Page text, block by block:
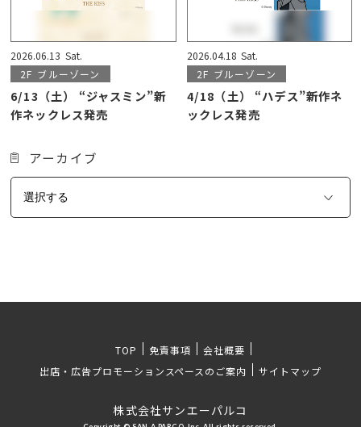
2026.06.13 Sat.
2F ブルーゾーン
6/13（土） “ジャスミン”新
作ネックレス発売
2026.04.18 Sat.
2F ブルーゾーン
4/18（土） “ハデス”新作ネ
ックレス発売
アーカイブ
TOP 免責事項
会社概要
出店・広告プロモーションスペースのご案内
サイトマップ
株式会社サンエーパルコ